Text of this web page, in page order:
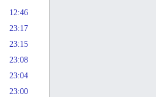
12:46
23:17
23:15
23:08
23:04
23:00